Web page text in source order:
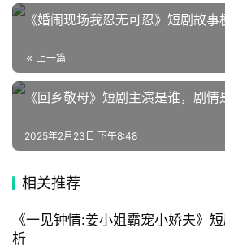
递
🌱
博
星
选
🎬
《婚闹现场我忍无可忍》短剧故事
上一篇
《回乡敬母》短剧主演是谁，剧情
2025年2月23日 下午8:48
相关推荐
《一见钟情:姜小姐霸宠小娇夫》
析